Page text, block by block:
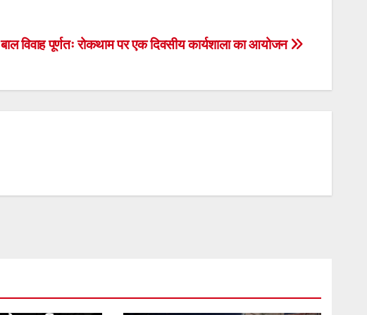
बाल विवाह पूर्णतः रोकथाम पर एक दिवसीय कार्यशाला का आयोजन